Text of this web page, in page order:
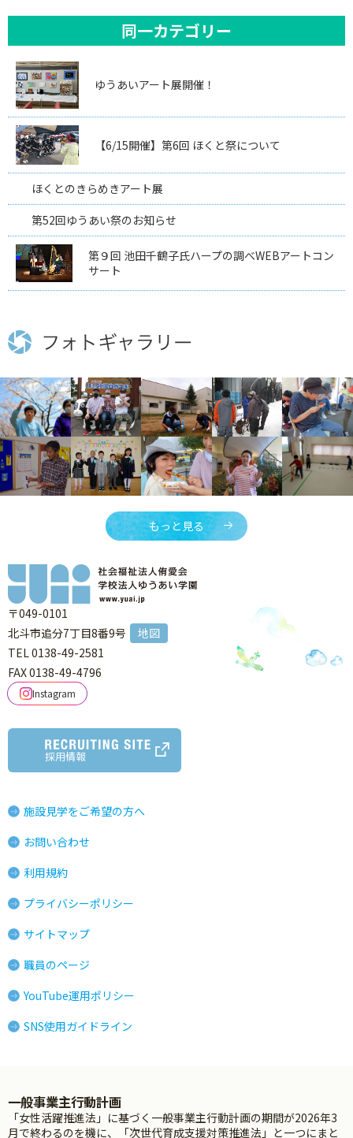
同一カテゴリー
ゆうあいアート展開催！
【6/15開催】第6回 ほくと祭について
ほくとのきらめきアート展
第52回ゆうあい祭のお知らせ
第９回 池田千鶴子氏ハープの調べWEBアートコン
サート
もっと見る
〒049-0101
北斗市追分7丁目8番9号
地図
TEL 0138-49-2581
FAX 0138-49-4796
Instagram
採用情報
施設見学をご希望の方へ
お問い合わせ
利用規約
プライバシーポリシー
サイトマップ
職員のページ
YouTube運用ポリシー
SNS使用ガイドライン
一般事業主行動計画
「女性活躍推進法」に基づく一般事業主行動計画の期間が2026年3
月で終わるのを機に、「次世代育成支援対策推進法」と一つにまと